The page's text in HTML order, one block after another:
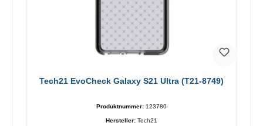
Tech21 EvoCheck Galaxy S21 Ultra (T21-8749)
Produktnummer: 123780
Hersteller: Tech21